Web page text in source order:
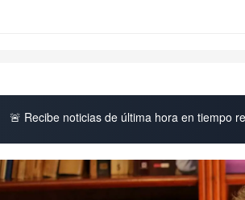
🚨 Recibe noticias de última hora en tiempo